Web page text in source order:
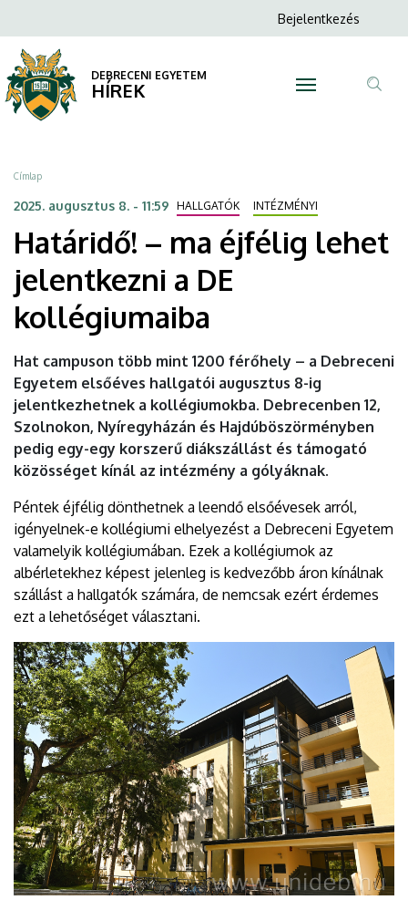
–
ma
éjfélig
lehet
jelentkezni
DE
kollégiumaiba
DEBRECENI
EGYETEM
a
tartalomra
Anonim
menüje
Bejelentkezés
DEBRECENI EGYETEM
HÍREK
Morzsa
Címlap
2025. augusztus 8. - 11:59 HALLGATÓK INTÉZMÉNYI
Határidő! – ma éjfélig lehet
jelentkezni a DE
kollégiumaiba
Hat campuson több mint 1200 férőhely – a Debreceni
Egyetem elsőéves hallgatói augusztus 8-ig
jelentkezhetnek a kollégiumokba. Debrecenben 12,
Szolnokon, Nyíregyházán és Hajdúböszörményben
pedig egy-egy korszerű diákszállást és támogató
közösséget kínál az intézmény a gólyáknak.
Péntek éjfélig dönthetnek a leendő elsőévesek arról,
igényelnek-e kollégiumi elhelyezést a Debreceni Egyetem
valamelyik kollégiumában. Ezek a kollégiumok az
albérletekhez képest jelenleg is kedvezőbb áron kínálnak
szállást a hallgatók számára, de nemcsak ezért érdemes
ezt a lehetőséget választani.